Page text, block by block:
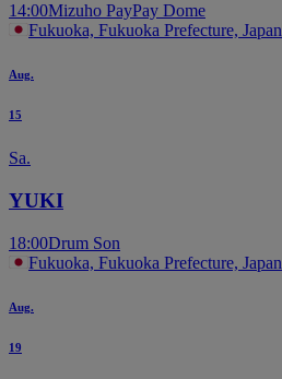
14:00Mizuho PayPay Dome
Fukuoka, Fukuoka Prefecture, Japan
Aug.
15
Sa.
YUKI
18:00Drum Son
Fukuoka, Fukuoka Prefecture, Japan
Aug.
19